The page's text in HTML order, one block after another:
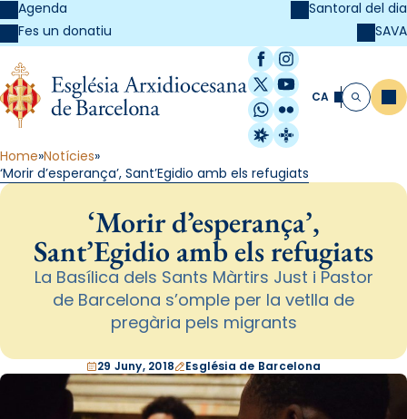
Agenda
Fes un donatiu
Santoral del dia
SAVA
Facebook
Instagram
X / Twitter
YouTube
WhatsApp
Flickr
Radio Estel
Catalunya
CA Cerca
Home Notícies
‘Morir d’esperança’, Sant’Egidio amb els refugiats
‘Morir d’esperança’,
Sant’Egidio amb els refugiats
La Basílica dels Sants Màrtirs Just i Pastor
de Barcelona s’omple per la vetlla de
pregària pels migrants
29 Juny, 2018 Església de Barcelona